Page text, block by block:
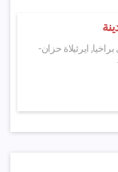
ايرئيلاة حزان-